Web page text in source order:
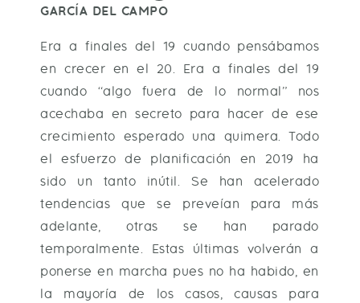
GARCÍA DEL CAMPO
Era a finales del 19 cuando pensábamos
en crecer en el 20. Era a finales del 19
cuando “algo fuera de lo normal” nos
acechaba en secreto para hacer de ese
crecimiento esperado una quimera. Todo
el esfuerzo de planificación en 2019 ha
sido un tanto inútil. Se han acelerado
tendencias que se preveían para más
adelante, otras se han parado
temporalmente. Estas últimas volverán a
ponerse en marcha pues no ha habido, en
la mayoría de los casos, causas para